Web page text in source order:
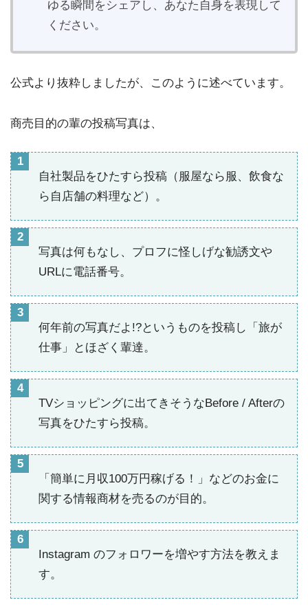
ゆる瞬間をシェアし、あなた自身を表現して
ください。
公式より抜粋しましたが、このように述べています。
商売目的の輩の投稿写真は、
自社製品をひたすら投稿（服屋なら服、飲食な
ら自店舗の料理など）。
写真は何もなし、プロフに怪しげな勧誘文や
URLに電話番号。
何年前の写真だよ!?というものを投稿し「旅が
仕事」とほざく輩達。
TVショッピングに出てきそうなBefore / Afterの
写真をひたすら投稿。
「簡単に月収100万円稼げる！」などのお金に
関する情報商材を売るのが目的。
Instagram のフォロワーを増やす方法を教えま
す。